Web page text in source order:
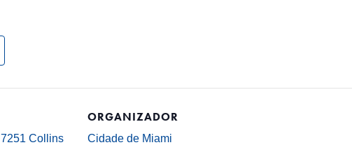
Collins
ORGANIZADOR
Cidade de Miami